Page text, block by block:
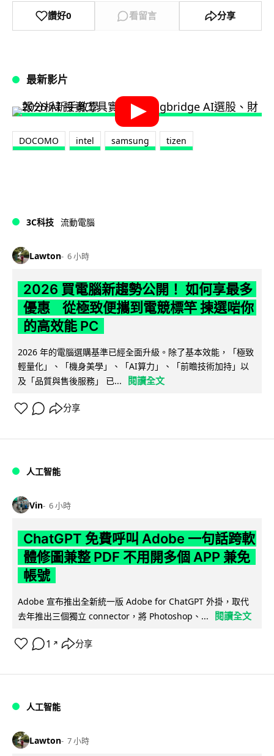
讚好0 看留言 分享
最新影片
DOCOMO intel samsung tizen
3C科技 流動電腦
Lawton 6 小時
2026 買電腦新趨勢公開！ 如何享最多
優惠 從極致便攜到電競標竿 揀選啱你
的高效能 PC
2026 年的電腦選購基準已經全面升級。除了基本效能，「極致
輕量化」、「機身美學」、「AI算力」、「前瞻技術加持」以
及「品質與售後服務」 已...
閱讀全文
分享
人工智能
Vin 6 小時
ChatGPT 免費呼叫 Adobe 一句話跨軟
體修圖兼整 PDF 不用開多個 APP 兼免
帳號
Adobe 宣布推出全新統一版 Adobe for ChatGPT 外掛，取代
去年推出三個獨立 connector，將 Photoshop、...
閱讀全文
1 ↗ 分享
人工智能
Lawton 7 小時